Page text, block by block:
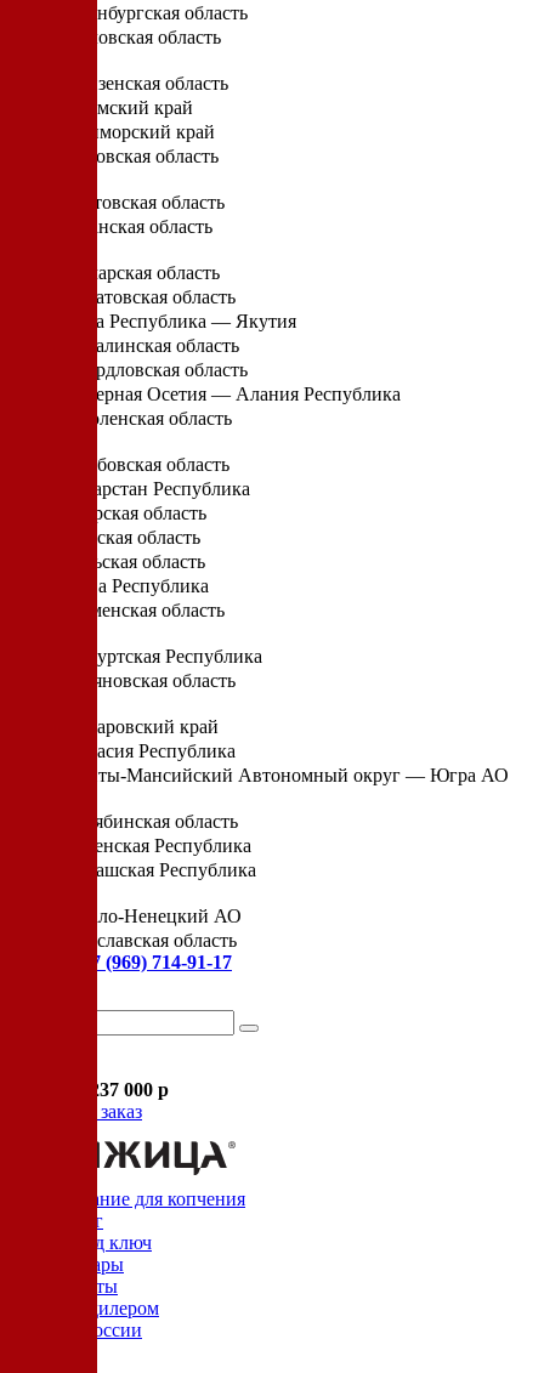
Оренбургская область
Орловская область
Пензенская область
Пермский край
Приморский край
Псковская область
Ростовская область
Рязанская область
Самарская область
Саратовская область
Саха Республика — Якутия
Сахалинская область
Свердловская область
Северная Осетия — Алания Республика
Смоленская область
Тамбовская область
Татарстан Республика
Тверская область
Томская область
Тульская область
Тыва Республика
Тюменская область
Удмуртская Республика
Ульяновская область
Хабаровский край
Хакасия Республика
Ханты-Мансийский Автономный округ — Югра АО
Челябинская область
Чеченская Республика
Чувашская Республика
Ямало-Ненецкий АО
Ярославская область
+7 (969) 714-91-17
1 237 000 р
Оформить заказ
Оборудование для копчения
Каталог
Цех под ключ
Семинары
Контакты
Стать дилером
Цеха России